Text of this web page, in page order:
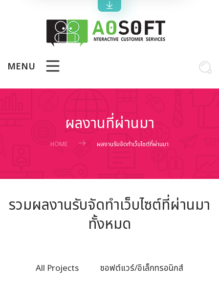
MENU
ผลงานที่ผ่านมา
HOME ผลงานรับจัดทำเว็บไซต์ที่ผ่านมา
รวมผลงานรับจัดทำเว็บไซต์ที่ผ่านมา
ทั้งหมด
All Projects ซอฟต์แวร์/อิเล็กทรอนิกส์